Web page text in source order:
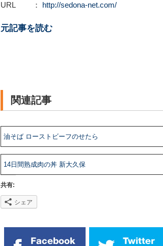
URL ： http://sedona-net.com/
元記事を読む
関連記事
油そば ローストビーフのせたら
14日間熟成肉の丼 新大久保
共有:
シェア